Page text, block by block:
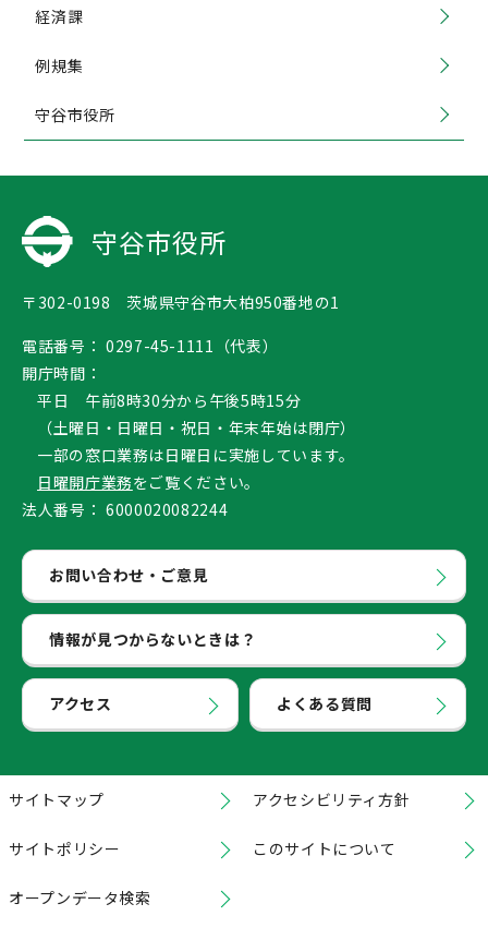
経済課
例規集
守谷市役所
守谷市役所
〒302-0198 茨城県守谷市大柏950番地の1
電話番号： 0297-45-1111（代表）
開庁時間：
平日 午前8時30分から午後5時15分
（土曜日・日曜日・祝日・年末年始は閉庁）
一部の窓口業務は日曜日に実施しています。
日曜開庁業務をご覧ください。
法人番号： 6000020082244
お問い合わせ・ご意見
情報が見つからないときは？
アクセス よくある質問
サイトマップ アクセシビリティ方針
サイトポリシー このサイトについて
オープンデータ検索